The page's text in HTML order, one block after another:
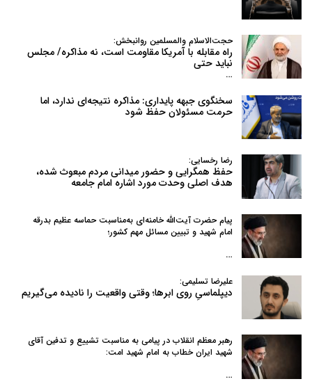
حجت‌الاسلام والمسلمین روانبخش:
راه مقابله با آمریکا مقاومت است، نه مذاکره/ مجلس
نباید حتی
…
سخنگوی جبهه پایداری: مذاکره نتیجه‌ای ندارد، اما
حرمت مسئولان حفظ شود
رضا رخسایی:
حفظ همگرایی و حضور میدانی مردم مبعوث شده،
هدف اصلی وحدت مورد اشاره امام جامعه
پیام حضرت آیت‌الله خامنه‌ای به‌مناسبت حماسه عظیم بدرقه
امام شهید و تبیین مسائل مهم کشور؛
…
علیرضا تسلیمی:
دیپلماسیِ روی ابرها؛ وقتی واقعیت را نادیده می‌گیریم
رهبر معظم انقلاب در پیامی به‌ مناسبت تشییع و تدفین آقای
شهید ایران خطاب به امام شهید امت:
…